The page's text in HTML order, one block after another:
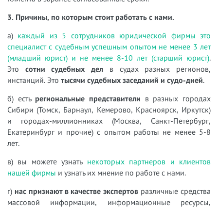
3. Причины, по которым стоит работать с нами.
а) каждый из 5 сотрудников юридической фирмы это
специалист с судебным успешным опытом не менее 3 лет
(младший юрист) и не менее 8-10 лет (старший юрист).
Это сотни судебных дел в судах разных регионов,
инстанций. Это тысячи судебных заседаний и судо-дней.
б) есть региональные представители в разных городах
Сибири (Томск, Барнаул, Кемерово, Красноярск, Иркутск)
и городах-миллионниках (Москва, Санкт-Петербург,
Екатеринбург и прочие) с опытом работы не менее 5-8
лет.
в) вы можете узнать некоторых партнеров и клиентов
нашей фирмы и узнать их мнение по работе с нами.
г) нас признают в качестве экспертов различные средства
массовой информации, информационные ресурсы,